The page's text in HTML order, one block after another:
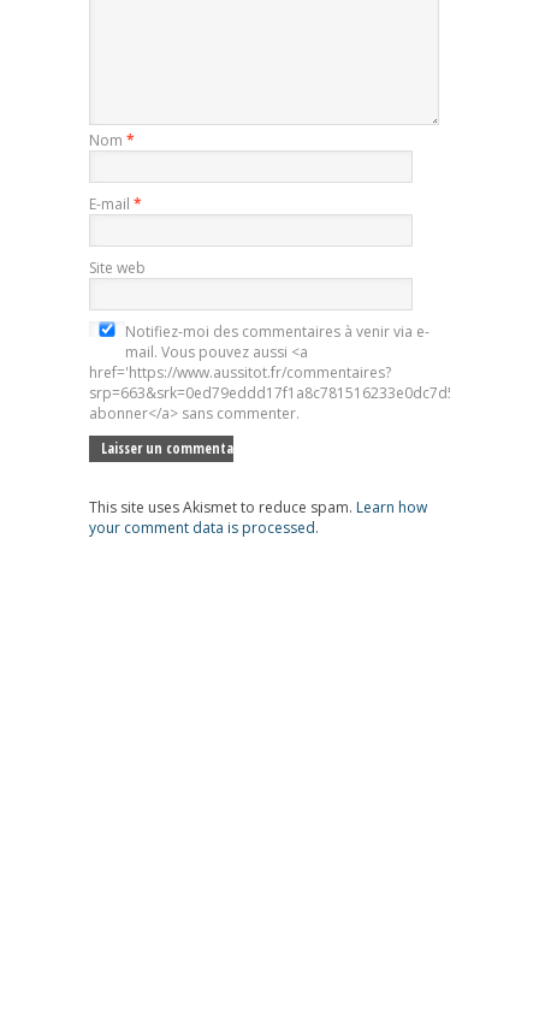
Nom *
E-mail *
Site web
Notifiez-moi des commentaires à venir via e-
mail. Vous pouvez aussi <a
href='https://www.aussitot.fr/commentaires?
abonner</a> sans commenter.
This site uses Akismet to reduce spam. Learn how
your comment data is processed.